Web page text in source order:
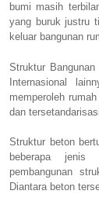
bumi masih
yang buruk justru
keluar bangunan
Struktur
Internasional
memperoleh
dan tersetandarisasi.
Struktur beton
beberapa jenis
pembangunan
Diantara beton